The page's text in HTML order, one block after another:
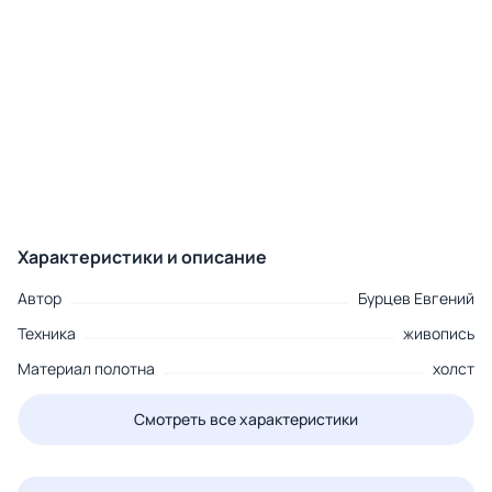
Характеристики и описание
Автор
Бурцев Евгений
Техника
живопись
Материал полотна
холст
Смотреть все характеристики